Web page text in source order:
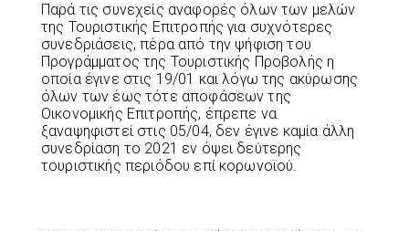
Παρά τις συνεχείς αναφορές όλων των μελών
της Τουριστικής Επιτροπής για συχνότερες
συνεδριάσεις, πέρα από την ψήφιση του
Προγράμματος της Τουριστικής Προβολής η
οποία έγινε στις 19/01 και λόγω της ακύρωσης
όλων των έως τότε αποφάσεων της
Οικονομικής Επιτροπής, έπρεπε να
ξαναψηφιστεί στις 05/04, δεν έγινε καμία άλλη
συνεδρίαση το 2021 εν όψει δεύτερης
τουριστικής περιόδου επί κορωνοϊού.